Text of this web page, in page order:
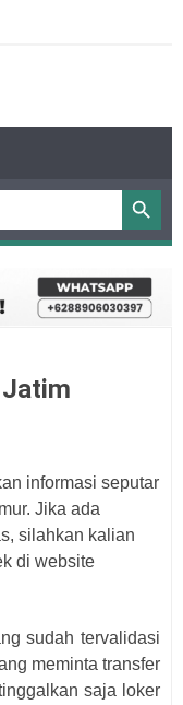
informasi seputar
Jika ada
silahkan kalian
di website
sudah tervalidasi
meminta transfer
saja loker